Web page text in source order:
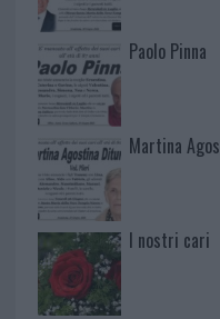
Paolo Pinna
Martina
I nostri cari